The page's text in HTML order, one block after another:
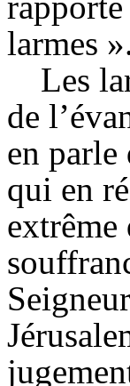
larmes
Les
de
en parle
qui en
extrême